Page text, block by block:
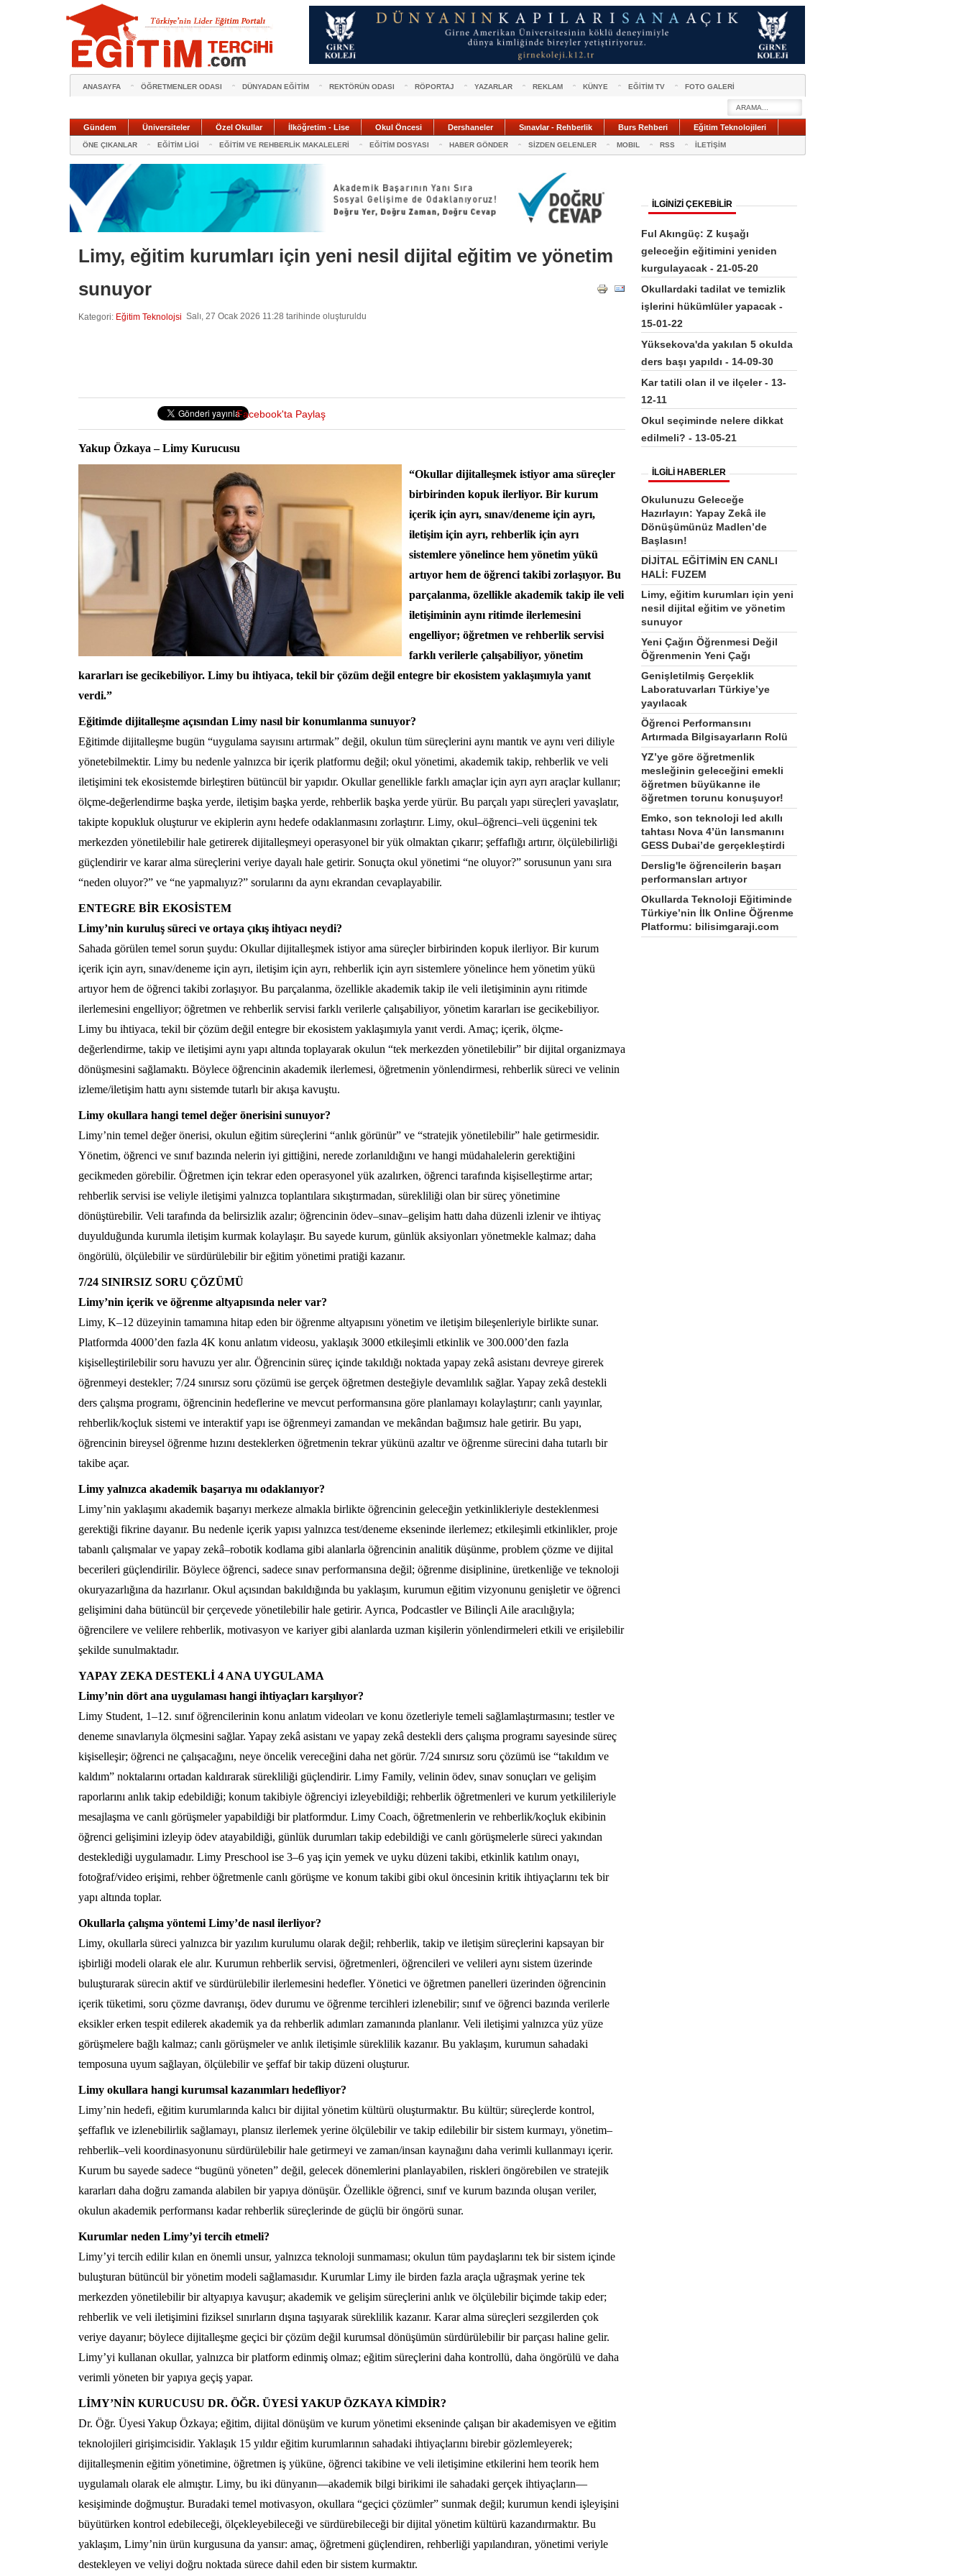
ANASAYFA ÖĞRETMENLER ODASI DÜNYADAN EĞİTİM REKTÖRÜN ODASI RÖPORTAJ YAZARLAR REKLAM KÜNYE EĞİTİM TV FOTO GALERİ
Gündem Üniversiteler Özel Okullar İlköğretim - Lise Okul Öncesi Dershaneler Sınavlar - Rehberlik Burs Rehberi Eğitim Teknolojileri
ÖNE ÇIKANLAR EĞİTİM LİGİ EĞİTİM VE REHBERLİK MAKALELERİ EĞİTİM DOSYASI HABER GÖNDER SİZDEN GELENLER MOBIL RSS İLETİŞİM
Limy, eğitim kurumları için yeni nesil dijital eğitim ve yönetim
sunuyor
Kategori: Eğitim Teknolojsi Salı, 27 Ocak 2026 11:28 tarihinde oluşturuldu
Facebook'ta Paylaş
Yakup Özkaya – Limy Kurucusu
“Okullar dijitalleşmek istiyor ama süreçler
birbirinden kopuk ilerliyor. Bir kurum
içerik için ayrı, sınav/deneme için ayrı,
iletişim için ayrı, rehberlik için ayrı
sistemlere yönelince hem yönetim yükü
artıyor hem de öğrenci takibi zorlaşıyor. Bu
parçalanma, özellikle akademik takip ile veli
iletişiminin aynı ritimde ilerlemesini
engelliyor; öğretmen ve rehberlik servisi
farklı verilerle çalışabiliyor, yönetim
kararları ise gecikebiliyor. Limy bu ihtiyaca, tekil bir çözüm değil entegre bir ekosistem yaklaşımıyla yanıt
verdi.”
Eğitimde dijitalleşme açısından Limy nasıl bir konumlanma sunuyor?
Eğitimde dijitalleşme bugün “uygulama sayısını artırmak” değil, okulun tüm süreçlerini aynı mantık ve aynı veri diliyle
yönetebilmektir. Limy bu nedenle yalnızca bir içerik platformu değil; okul yönetimi, akademik takip, rehberlik ve veli
iletişimini tek ekosistemde birleştiren bütüncül bir yapıdır. Okullar genellikle farklı amaçlar için ayrı ayrı araçlar kullanır;
ölçme-değerlendirme başka yerde, iletişim başka yerde, rehberlik başka yerde yürür. Bu parçalı yapı süreçleri yavaşlatır,
takipte kopukluk oluşturur ve ekiplerin aynı hedefe odaklanmasını zorlaştırır. Limy, okul–öğrenci–veli üçgenini tek
merkezden yönetilebilir hale getirerek dijitalleşmeyi operasyonel bir yük olmaktan çıkarır; şeffaflığı artırır, ölçülebilirliği
güçlendirir ve karar alma süreçlerini veriye dayalı hale getirir. Sonuçta okul yönetimi “ne oluyor?” sorusunun yanı sıra
“neden oluyor?” ve “ne yapmalıyız?” sorularını da aynı ekrandan cevaplayabilir.
ENTEGRE BİR EKOSİSTEM
Limy’nin kuruluş süreci ve ortaya çıkış ihtiyacı neydi?
Sahada görülen temel sorun şuydu: Okullar dijitalleşmek istiyor ama süreçler birbirinden kopuk ilerliyor. Bir kurum
içerik için ayrı, sınav/deneme için ayrı, iletişim için ayrı, rehberlik için ayrı sistemlere yönelince hem yönetim yükü
artıyor hem de öğrenci takibi zorlaşıyor. Bu parçalanma, özellikle akademik takip ile veli iletişiminin aynı ritimde
ilerlemesini engelliyor; öğretmen ve rehberlik servisi farklı verilerle çalışabiliyor, yönetim kararları ise gecikebiliyor.
Limy bu ihtiyaca, tekil bir çözüm değil entegre bir ekosistem yaklaşımıyla yanıt verdi. Amaç; içerik, ölçme-
değerlendirme, takip ve iletişimi aynı yapı altında toplayarak okulun “tek merkezden yönetilebilir” bir dijital organizmaya
dönüşmesini sağlamaktı. Böylece öğrencinin akademik ilerlemesi, öğretmenin yönlendirmesi, rehberlik süreci ve velinin
izleme/iletişim hattı aynı sistemde tutarlı bir akışa kavuştu.
Limy okullara hangi temel değer önerisini sunuyor?
Limy’nin temel değer önerisi, okulun eğitim süreçlerini “anlık görünür” ve “stratejik yönetilebilir” hale getirmesidir.
Yönetim, öğrenci ve sınıf bazında nelerin iyi gittiğini, nerede zorlanıldığını ve hangi müdahalelerin gerektiğini
gecikmeden görebilir. Öğretmen için tekrar eden operasyonel yük azalırken, öğrenci tarafında kişiselleştirme artar;
rehberlik servisi ise veliyle iletişimi yalnızca toplantılara sıkıştırmadan, sürekliliği olan bir süreç yönetimine
dönüştürebilir. Veli tarafında da belirsizlik azalır; öğrencinin ödev–sınav–gelişim hattı daha düzenli izlenir ve ihtiyaç
duyulduğunda kurumla iletişim kurmak kolaylaşır. Bu sayede kurum, günlük aksiyonları yönetmekle kalmaz; daha
öngörülü, ölçülebilir ve sürdürülebilir bir eğitim yönetimi pratiği kazanır.
7/24 SINIRSIZ SORU ÇÖZÜMÜ
Limy’nin içerik ve öğrenme altyapısında neler var?
Limy, K–12 düzeyinin tamamına hitap eden bir öğrenme altyapısını yönetim ve iletişim bileşenleriyle birlikte sunar.
Platformda 4000’den fazla 4K konu anlatım videosu, yaklaşık 3000 etkileşimli etkinlik ve 300.000’den fazla
kişiselleştirilebilir soru havuzu yer alır. Öğrencinin süreç içinde takıldığı noktada yapay zekâ asistanı devreye girerek
öğrenmeyi destekler; 7/24 sınırsız soru çözümü ise gerçek öğretmen desteğiyle devamlılık sağlar. Yapay zekâ destekli
ders çalışma programı, öğrencinin hedeflerine ve mevcut performansına göre planlamayı kolaylaştırır; canlı yayınlar,
rehberlik/koçluk sistemi ve interaktif yapı ise öğrenmeyi zamandan ve mekândan bağımsız hale getirir. Bu yapı,
öğrencinin bireysel öğrenme hızını desteklerken öğretmenin tekrar yükünü azaltır ve öğrenme sürecini daha tutarlı bir
takibe açar.
Limy yalnızca akademik başarıya mı odaklanıyor?
Limy’nin yaklaşımı akademik başarıyı merkeze almakla birlikte öğrencinin geleceğin yetkinlikleriyle desteklenmesi
gerektiği fikrine dayanır. Bu nedenle içerik yapısı yalnızca test/deneme ekseninde ilerlemez; etkileşimli etkinlikler, proje
tabanlı çalışmalar ve yapay zekâ–robotik kodlama gibi alanlarla öğrencinin analitik düşünme, problem çözme ve dijital
becerileri güçlendirilir. Böylece öğrenci, sadece sınav performansına değil; öğrenme disiplinine, üretkenliğe ve teknoloji
okuryazarlığına da hazırlanır. Okul açısından bakıldığında bu yaklaşım, kurumun eğitim vizyonunu genişletir ve öğrenci
gelişimini daha bütüncül bir çerçevede yönetilebilir hale getirir. Ayrıca, Podcastler ve Bilinçli Aile aracılığıyla;
öğrencilere ve velilere rehberlik, motivasyon ve kariyer gibi alanlarda uzman kişilerin yönlendirmeleri etkili ve erişilebilir
şekilde sunulmaktadır.
YAPAY ZEKA DESTEKLİ 4 ANA UYGULAMA
Limy’nin dört ana uygulaması hangi ihtiyaçları karşılıyor?
Limy Student, 1–12. sınıf öğrencilerinin konu anlatım videoları ve konu özetleriyle temeli sağlamlaştırmasını; testler ve
deneme sınavlarıyla ölçmesini sağlar. Yapay zekâ asistanı ve yapay zekâ destekli ders çalışma programı sayesinde süreç
kişiselleşir; öğrenci ne çalışacağını, neye öncelik vereceğini daha net görür. 7/24 sınırsız soru çözümü ise “takıldım ve
kaldım” noktalarını ortadan kaldırarak sürekliliği güçlendirir. Limy Family, velinin ödev, sınav sonuçları ve gelişim
raporlarını anlık takip edebildiği; konum takibiyle öğrenciyi izleyebildiği; rehberlik öğretmenleri ve kurum yetkilileriyle
mesajlaşma ve canlı görüşmeler yapabildiği bir platformdur. Limy Coach, öğretmenlerin ve rehberlik/koçluk ekibinin
öğrenci gelişimini izleyip ödev atayabildiği, günlük durumları takip edebildiği ve canlı görüşmelerle süreci yakından
desteklediği uygulamadır. Limy Preschool ise 3–6 yaş için yemek ve uyku düzeni takibi, etkinlik katılım onayı,
fotoğraf/video erişimi, rehber öğretmenle canlı görüşme ve konum takibi gibi okul öncesinin kritik ihtiyaçlarını tek bir
yapı altında toplar.
Okullarla çalışma yöntemi Limy’de nasıl ilerliyor?
Limy, okullarla süreci yalnızca bir yazılım kurulumu olarak değil; rehberlik, takip ve iletişim süreçlerini kapsayan bir
işbirliği modeli olarak ele alır. Kurumun rehberlik servisi, öğretmenleri, öğrencileri ve velileri aynı sistem üzerinde
buluşturarak sürecin aktif ve sürdürülebilir ilerlemesini hedefler. Yönetici ve öğretmen panelleri üzerinden öğrencinin
içerik tüketimi, soru çözme davranışı, ödev durumu ve öğrenme tercihleri izlenebilir; sınıf ve öğrenci bazında verilerle
eksikler erken tespit edilerek akademik ya da rehberlik adımları zamanında planlanır. Veli iletişimi yalnızca yüz yüze
görüşmelere bağlı kalmaz; canlı görüşmeler ve anlık iletişimle süreklilik kazanır. Bu yaklaşım, kurumun sahadaki
temposuna uyum sağlayan, ölçülebilir ve şeffaf bir takip düzeni oluşturur.
Limy okullara hangi kurumsal kazanımları hedefliyor?
Limy’nin hedefi, eğitim kurumlarında kalıcı bir dijital yönetim kültürü oluşturmaktır. Bu kültür; süreçlerde kontrol,
şeffaflık ve izlenebilirlik sağlamayı, plansız ilerlemek yerine ölçülebilir ve takip edilebilir bir sistem kurmayı, yönetim–
rehberlik–veli koordinasyonunu sürdürülebilir hale getirmeyi ve zaman/insan kaynağını daha verimli kullanmayı içerir.
Kurum bu sayede sadece “bugünü yöneten” değil, gelecek dönemlerini planlayabilen, riskleri öngörebilen ve stratejik
kararları daha doğru zamanda alabilen bir yapıya dönüşür. Özellikle öğrenci, sınıf ve kurum bazında oluşan veriler,
okulun akademik performansı kadar rehberlik süreçlerinde de güçlü bir öngörü sunar.
Kurumlar neden Limy’yi tercih etmeli?
Limy’yi tercih edilir kılan en önemli unsur, yalnızca teknoloji sunmaması; okulun tüm paydaşlarını tek bir sistem içinde
buluşturan bütüncül bir yönetim modeli sağlamasıdır. Kurumlar Limy ile birden fazla araçla uğraşmak yerine tek
merkezden yönetilebilir bir altyapıya kavuşur; akademik ve gelişim süreçlerini anlık ve ölçülebilir biçimde takip eder;
rehberlik ve veli iletişimini fiziksel sınırların dışına taşıyarak süreklilik kazanır. Karar alma süreçleri sezgilerden çok
veriye dayanır; böylece dijitalleşme geçici bir çözüm değil kurumsal dönüşümün sürdürülebilir bir parçası haline gelir.
Limy’yi kullanan okullar, yalnızca bir platform edinmiş olmaz; eğitim süreçlerini daha kontrollü, daha öngörülü ve daha
verimli yöneten bir yapıya geçiş yapar.
LİMY’NİN KURUCUSU DR. ÖĞR. ÜYESİ YAKUP ÖZKAYA KİMDİR?
Dr. Öğr. Üyesi Yakup Özkaya; eğitim, dijital dönüşüm ve kurum yönetimi ekseninde çalışan bir akademisyen ve eğitim
teknolojileri girişimcisidir. Yaklaşık 15 yıldır eğitim kurumlarının sahadaki ihtiyaçlarını birebir gözlemleyerek;
dijitalleşmenin eğitim yönetimine, öğretmen iş yüküne, öğrenci takibine ve veli iletişimine etkilerini hem teorik hem
uygulamalı olarak ele almıştır. Limy, bu iki dünyanın—akademik bilgi birikimi ile sahadaki gerçek ihtiyaçların—
kesişiminde doğmuştur. Buradaki temel motivasyon, okullara “geçici çözümler” sunmak değil; kurumun kendi işleyişini
büyütürken kontrol edebileceği, ölçekleyebileceği ve sürdürebileceği bir dijital yönetim kültürü kazandırmaktır. Bu
yaklaşım, Limy’nin ürün kurgusuna da yansır: amaç, öğretmeni güçlendiren, rehberliği yapılandıran, yönetimi veriyle
destekleyen ve veliyi doğru noktada sürece dahil eden bir sistem kurmaktır.
İLGİNİZİ ÇEKEBİLİR
Ful Akıngüç: Z kuşağı
geleceğin eğitimini yeniden
kurgulayacak - 21-05-20
Okullardaki tadilat ve temizlik
işlerini hükümlüler yapacak -
15-01-22
Yüksekova'da yakılan 5 okulda
ders başı yapıldı - 14-09-30
Kar tatili olan il ve ilçeler - 13-
12-11
Okul seçiminde nelere dikkat
edilmeli? - 13-05-21
İLGİLİ HABERLER
Okulunuzu Geleceğe
Hazırlayın: Yapay Zekâ ile
Dönüşümünüz Madlen’de
Başlasın!
DİJİTAL EĞİTİMİN EN CANLI
HALİ: FUZEM
Limy, eğitim kurumları için yeni
nesil dijital eğitim ve yönetim
sunuyor
Yeni Çağın Öğrenmesi Değil
Öğrenmenin Yeni Çağı
Genişletilmiş Gerçeklik
Laboratuvarları Türkiye’ye
yayılacak
Öğrenci Performansını
Artırmada Bilgisayarların Rolü
YZ’ye göre öğretmenlik
mesleğinin geleceğini emekli
öğretmen büyükanne ile
öğretmen torunu konuşuyor!
Emko, son teknoloji led akıllı
tahtası Nova 4’ün lansmanını
GESS Dubai’de gerçekleştirdi
Derslig'le öğrencilerin başarı
performansları artıyor
Okullarda Teknoloji Eğitiminde
Türkiye’nin İlk Online Öğrenme
Platformu: bilisimgaraji.com